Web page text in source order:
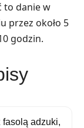
to danie w
przez około 5
godzin.
fasolą adzuki,